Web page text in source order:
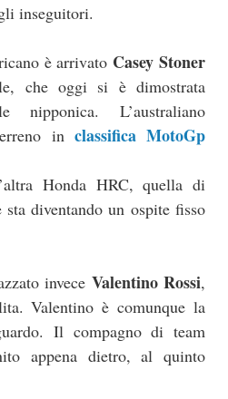
inseguitori.
è arrivato Casey Stoner
che oggi si è dimostrata
L’australiano
in classifica MotoGp
Honda HRC, quella di
sta diventando un ospite fisso
invece Valentino Rossi,
Valentino è comunque la
Il compagno di team
appena dietro, al quinto